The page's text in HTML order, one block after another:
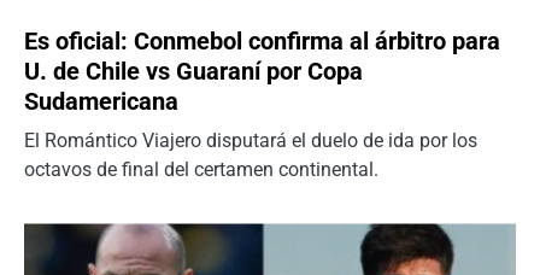
Es oficial: Conmebol confirma al árbitro para
U. de Chile vs Guaraní por Copa
Sudamericana
El Romántico Viajero disputará el duelo de ida por los
octavos de final del certamen continental.